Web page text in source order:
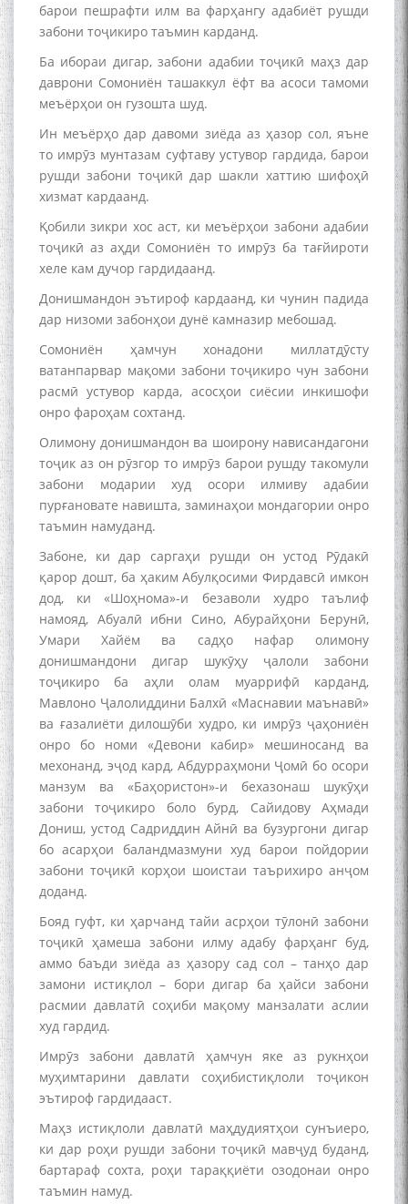
барои пешрафти илм ва фарҳангу адабиёт рушди
забони тоҷикиро таъмин карданд.
Ба ибораи дигар, забони адабии тоҷикӣ маҳз дар
даврони Сомониён ташаккул ёфт ва асоси тамоми
меъёрҳои он гузошта шуд.
Ин меъёрҳо дар давоми зиёда аз ҳазор сол, яъне
то имрӯз мунтазам суфтаву устувор гардида, барои
рушди забони тоҷикӣ дар шакли хаттию шифоҳӣ
хизмат кардаанд.
Қобили зикри хос аст, ки меъёрҳои забони адабии
тоҷикӣ аз аҳди Сомониён то имрӯз ба тағйироти
хеле кам дучор гардидаанд.
Донишмандон эътироф кардаанд, ки чунин падида
дар низоми забонҳои дунё камназир мебошад.
Сомониён ҳамчун хонадони миллатдӯсту
ватанпарвар мақоми забони тоҷикиро чун забони
расмӣ устувор карда, асосҳои сиёсии инкишофи
онро фароҳам сохтанд.
Олимону донишмандон ва шоирону нависандагони
тоҷик аз он рӯзгор то имрӯз барои рушду такомули
забони модарии худ осори илмиву адабии
пурғановате навишта, заминаҳои мондагории онро
таъмин намуданд.
Забоне, ки дар саргаҳи рушди он устод Рӯдакӣ
қарор дошт, ба ҳаким Абулқосими Фирдавсӣ имкон
дод, ки «Шоҳнома»-и безаволи худро таълиф
намояд, Абуалӣ ибни Сино, Абурайҳони Берунӣ,
Умари Хайём ва садҳо нафар олимону
донишмандони дигар шукӯҳу ҷалоли забони
тоҷикиро ба аҳли олам муаррифӣ карданд,
Мавлоно Ҷалолиддини Балхӣ «Маснавии маънавӣ»
ва ғазалиёти дилошӯби худро, ки имрӯз ҷаҳониён
онро бо номи «Девони кабир» мешиносанд ва
мехонанд, эҷод кард, Абдурраҳмони Ҷомӣ бо осори
манзум ва «Баҳористон»-и бехазонаш шукӯҳи
забони тоҷикиро боло бурд, Сайидову Аҳмади
Дониш, устод Садриддин Айнӣ ва бузургони дигар
бо асарҳои баландмазмуни худ барои пойдории
забони тоҷикӣ корҳои шоистаи таърихиро анҷом
доданд.
Бояд гуфт, ки ҳарчанд тайи асрҳои тӯлонӣ забони
тоҷикӣ ҳамеша забони илму адабу фарҳанг буд,
аммо баъди зиёда аз ҳазору сад сол – танҳо дар
замони истиқлол – бори дигар ба ҳайси забони
расмии давлатӣ соҳиби мақому манзалати аслии
худ гардид.
Имрӯз забони давлатӣ ҳамчун яке аз рукнҳои
муҳимтарини давлати соҳибистиқлоли тоҷикон
эътироф гардидааст.
Маҳз истиқлоли давлатӣ маҳдудиятҳои сунъиеро,
ки дар роҳи рушди забони тоҷикӣ мавҷуд буданд,
бартараф сохта, роҳи тараққиёти озодонаи онро
таъмин намуд.